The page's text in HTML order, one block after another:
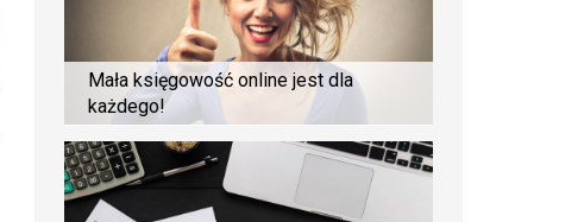
Mała księgowość online jest dla
każdego!